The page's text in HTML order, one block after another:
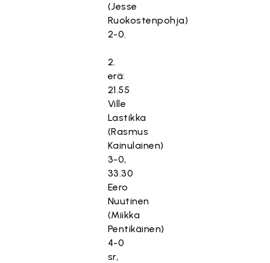
(Jesse
Ruokostenpohja)
2-0.
2.
erä:
21.55
Ville
Lastikka
(Rasmus
Kainulainen)
3-0,
33.30
Eero
Nuutinen
(Miikka
Pentikäinen)
4-0
sr,